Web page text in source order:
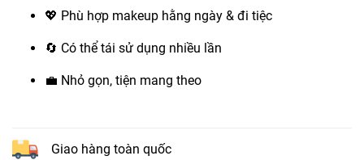
💖 Phù hợp makeup hằng ngày & đi tiệc
🔄 Có thể tái sử dụng nhiều lần
💼 Nhỏ gọn, tiện mang theo
Giao hàng toàn quốc